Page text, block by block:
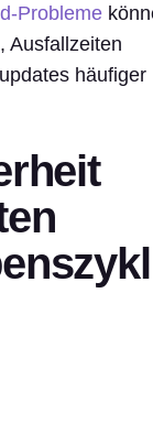
Probleme
Ausfallzeiten
häufiger